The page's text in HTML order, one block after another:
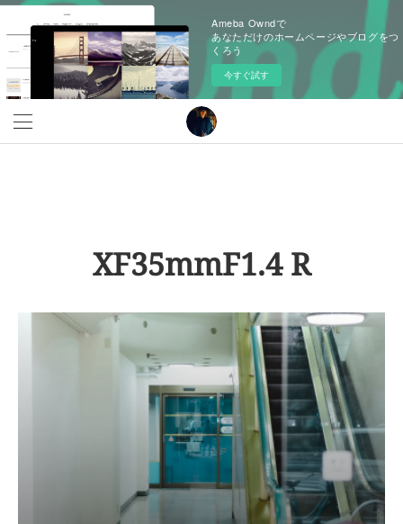
Ameba Owndで
あなただけのホームページやブログをつ
くろう
今すぐ試す
XF35mmF1.4 R